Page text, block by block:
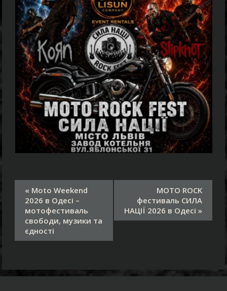
в
« Moto Weekend
2026 в Одесі –
мотофестиваль
свободи, музики та
єдності
MOTO ROCK
фестиваль СИЛА
НАЦІЇ 2026 в Одесі »